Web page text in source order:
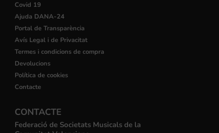
Covid 19
Ajuda DANA-24
Portal de Transparència
Avís Legal i de Privacitat
Termes i condicions de compra
Devolucions
Política de cookies
Contacte
CONTACTE
Federació de Societats Musicals de la